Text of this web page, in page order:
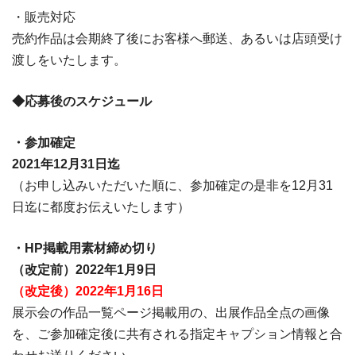
・販売対応
売約作品は会期終了後にお客様へ郵送、あるいは店頭受け
渡しをいたします。
◆応募後のスケジュール
・参加確定
2021年12月31日迄
（お申し込みいただいた順に、参加確定の是非を12月31
日迄に都度お伝えいたします）
・HP掲載用素材締め切り
（改定前）2022年1月9日
（改定後）2022年1月16日
展示会の作品一覧ページ掲載用の、出展作品全点の画像
を、ご参加確定後に共有される指定キャプション情報と合